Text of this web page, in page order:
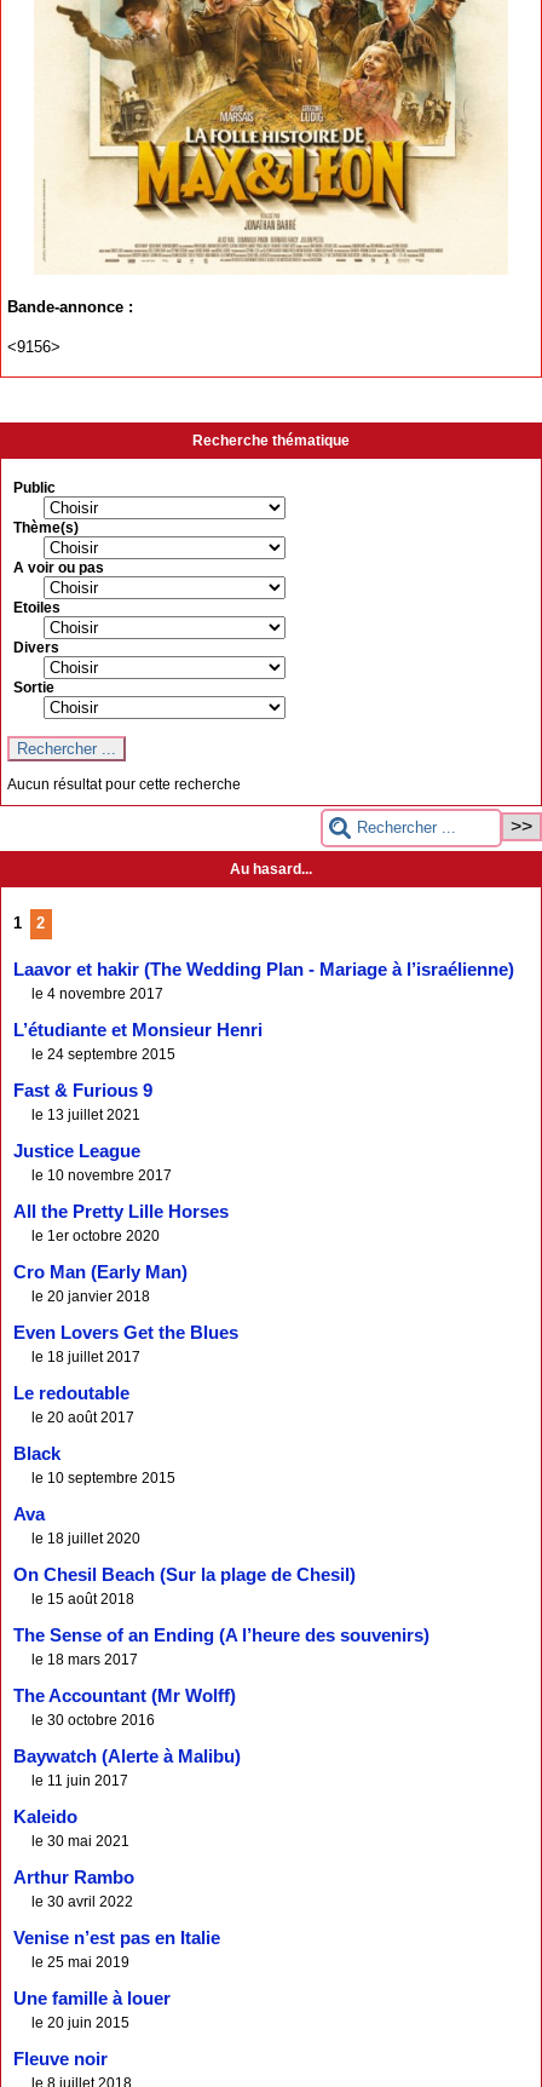
Bande-annonce :
<9156>
Recherche thématique
Public
Thème(s)
A voir ou pas
Etoiles
Divers
Sortie
Aucun résultat pour cette recherche
Au hasard...
1 2
Laavor et hakir (The Wedding Plan - Mariage à l’israélienne)
le 4 novembre 2017
L’étudiante et Monsieur Henri
le 24 septembre 2015
Fast & Furious 9
le 13 juillet 2021
Justice League
le 10 novembre 2017
All the Pretty Lille Horses
le 1er octobre 2020
Cro Man (Early Man)
le 20 janvier 2018
Even Lovers Get the Blues
le 18 juillet 2017
Le redoutable
le 20 août 2017
Black
le 10 septembre 2015
Ava
le 18 juillet 2020
On Chesil Beach (Sur la plage de Chesil)
le 15 août 2018
The Sense of an Ending (A l’heure des souvenirs)
le 18 mars 2017
The Accountant (Mr Wolff)
le 30 octobre 2016
Baywatch (Alerte à Malibu)
le 11 juin 2017
Kaleido
le 30 mai 2021
Arthur Rambo
le 30 avril 2022
Venise n’est pas en Italie
le 25 mai 2019
Une famille à louer
le 20 juin 2015
Fleuve noir